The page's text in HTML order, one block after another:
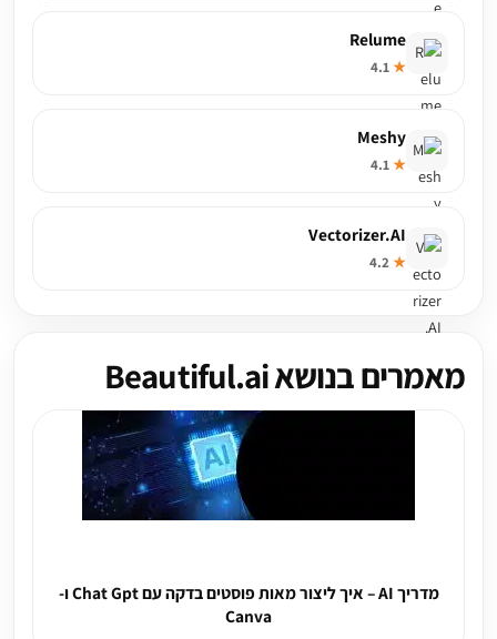
Relume
★
Meshy
★
Vectorizer.AI
★
מאמרים בנושא Beautiful.ai
מדריך AI – איך ליצור מאות פוסטים בדקה עם Chat Gpt ו-
Canva